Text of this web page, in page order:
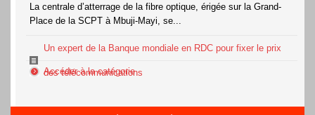
La centrale d’atterrage de la fibre optique, érigée sur la Grand-
Place de la SCPT à Mbuji-Mayi, se...
Un expert de la Banque mondiale en RDC pour fixer le prix
des télécommunications
Accéder à la catégorie